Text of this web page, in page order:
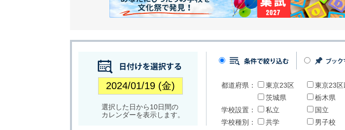
選択した日から10日間の
カレンダーを表示します。
都道府県： 東京23区 東京23区
茨城県
栃木県
学校設置：
私立 国立
学校種別：
共学 男子校